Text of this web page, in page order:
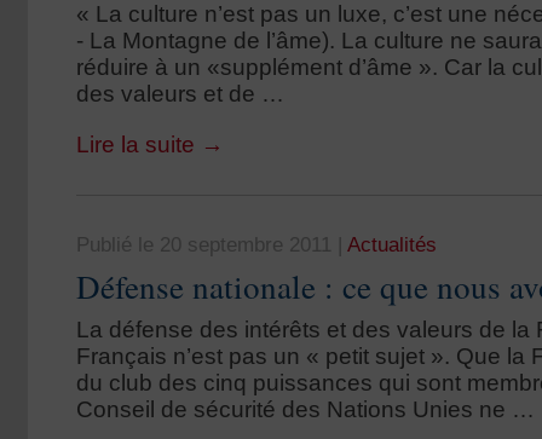
« La culture n’est pas un luxe, c’est une
- La Montagne de l’âme). La culture ne
réduire à un «supplément d’âme ». Car la
des valeurs et de …
Lire la suite →
Publié le 20 septembre 2011 Actualités
Défense nationale : ce que nous
La défense des intérêts et des valeurs de la
Français n’est pas un « petit sujet ». Que la
du club des cinq puissances qui sont
Conseil de sécurité des Nations Unies ne …